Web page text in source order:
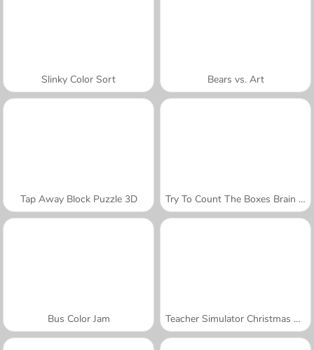
Slinky Color Sort Bears vs. Art
Tap Away Block Puzzle 3D Try To Count The Boxes Brain Training
Bus Color Jam Teacher Simulator Christmas Exam